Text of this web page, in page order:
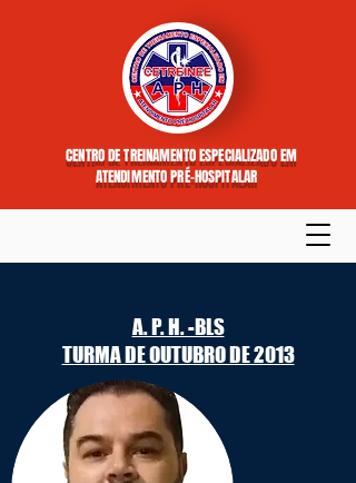
CENTRO DE TREINAMENTO ESPECIALIZADO EM
ATENDIMENTO PRÉ-HOSPITALAR
A. P. H. -BLS
TURMA DE OUTUBRO DE 2013